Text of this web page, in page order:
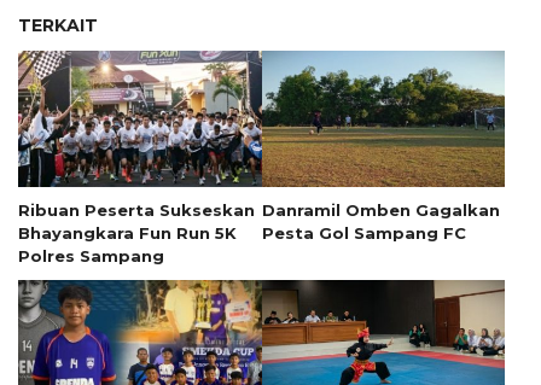
TERKAIT
Ribuan Peserta Sukseskan
Bhayangkara Fun Run 5K
Polres Sampang
Danramil Omben Gagalkan
Pesta Gol Sampang FC